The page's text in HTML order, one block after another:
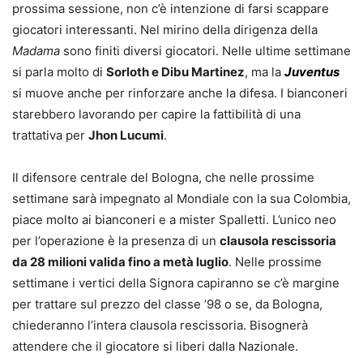
prossima sessione, non c’è intenzione di farsi scappare
giocatori interessanti. Nel mirino della dirigenza della
Madama sono finiti diversi giocatori. Nelle ultime settimane
si parla molto di Sorloth e Dibu Martinez, ma la Juventus
si muove anche per rinforzare anche la difesa. I bianconeri
starebbero lavorando per capire la fattibilità di una
trattativa per Jhon Lucumi.
Il difensore centrale del Bologna, che nelle prossime
settimane sarà impegnato al Mondiale con la sua Colombia,
piace molto ai bianconeri e a mister Spalletti. L’unico neo
per l’operazione è la presenza di un clausola rescissoria
da 28 milioni valida fino a metà luglio. Nelle prossime
settimane i vertici della Signora capiranno se c’è margine
per trattare sul prezzo del classe ’98 o se, da Bologna,
chiederanno l’intera clausola rescissoria. Bisognerà
attendere che il giocatore si liberi dalla Nazionale.